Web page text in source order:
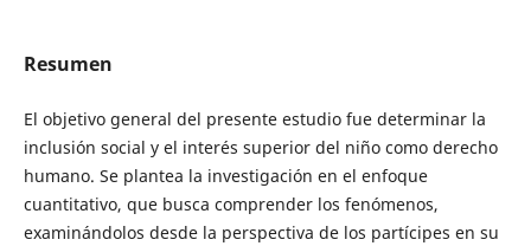
Resumen
El objetivo general del presente estudio fue determinar la
inclusión social y el interés superior del niño como derecho
humano. Se plantea la investigación en el enfoque
cuantitativo, que busca comprender los fenómenos,
examinándolos desde la perspectiva de los partícipes en su